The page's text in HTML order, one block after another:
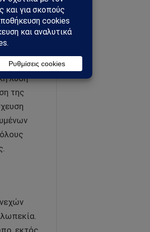
φάση
Στις
αίματος
λύση
της